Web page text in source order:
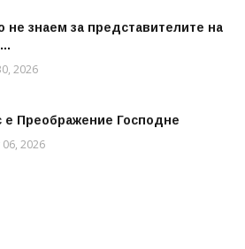
не знаем за представителите на
2026
е Преображение Господне
06, 2026